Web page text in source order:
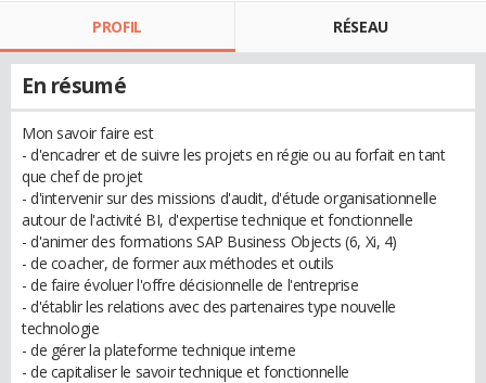
PROFIL RÉSEAU
En résumé
Mon savoir faire est
- d'encadrer et de suivre les projets en régie ou au forfait en tant
que chef de projet
- d'intervenir sur des missions d'audit, d'étude organisationnelle
autour de l'activité BI, d'expertise technique et fonctionnelle
- d'animer des formations SAP Business Objects (6, Xi, 4)
- de coacher, de former aux méthodes et outils
- de faire évoluer l'offre décisionnelle de l'entreprise
- d'établir les relations avec des partenaires type nouvelle
technologie
- de gérer la plateforme technique interne
- de capitaliser le savoir technique et fonctionnelle